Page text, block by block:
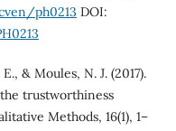
ph0213 DOI:
& Moules, N. J. (2017).
trustworthiness
Methods, 16(1), 1–